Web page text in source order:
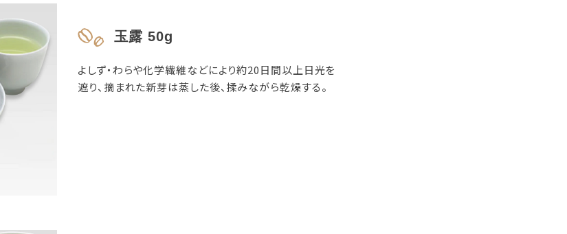
玉露 50g
よしず・わらや化学繊維などにより約20日間以上日光を
遮り、摘まれた新芽は蒸した後、揉みながら乾燥する。